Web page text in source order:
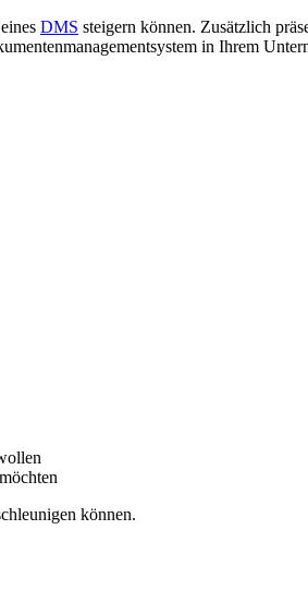
DMS steigern können. Zusätzlich
in Ihrem
können.